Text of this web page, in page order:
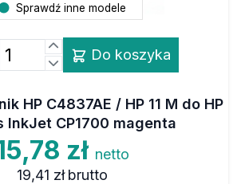
Sprawdź inne modele
Do koszyka
HP C4837AE / HP 11 M do HP
InkJet CP1700 magenta
zł netto
19,41 zł brutto